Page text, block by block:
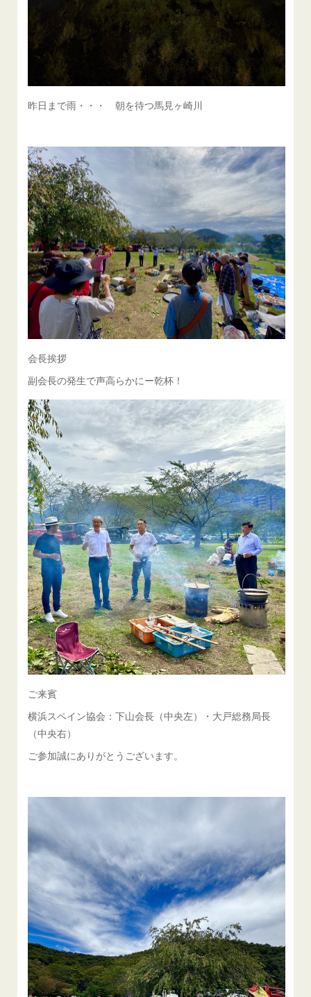
昨日まで雨・・・ 朝を待つ馬見ヶ崎川
会長挨拶
副会長の発生で声高らかにー乾杯！
ご来賓
横浜スペイン協会：下山会長（中央左）・大戸総務局長
（中央右）
ご参加誠にありがとうございます。